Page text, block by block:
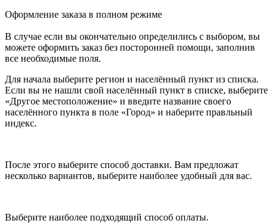
Оформление заказа в полном режиме
В случае если вы окончательно определились с выбором, вы
можете оформить заказ без посторонней помощи, заполнив
все необходимые поля.
Для начала выберите регион и населённый пункт из списка.
Если вы не нашли свой населённый пункт в списке, выберите
«Другое местоположение» и введите название своего
населённого пункта в поле «Город» и наберите правльный
индекс.
После этого выберите способ доставки. Вам предложат
несколько вариантов, выберите наиболее удобный для вас.
Выберите наиболее подходящий способ оплаты.